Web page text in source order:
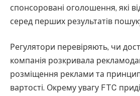
спонсоровані оголошення, які
серед перших результатів
Регулятори перевіряють, чи
компанія розкривала
розміщення реклами та
вартості. Окрему увагу FTC